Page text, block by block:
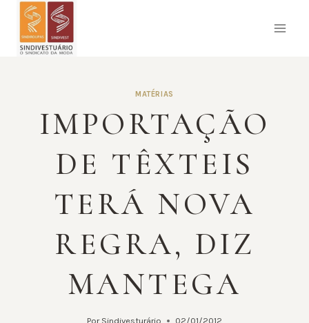
Pular
MATÉRIAS
IMPORTAÇÃO
DE TÊXTEIS
TERÁ NOVA
REGRA, DIZ
MANTEGA
Por Sindivesturário 02/01/2012